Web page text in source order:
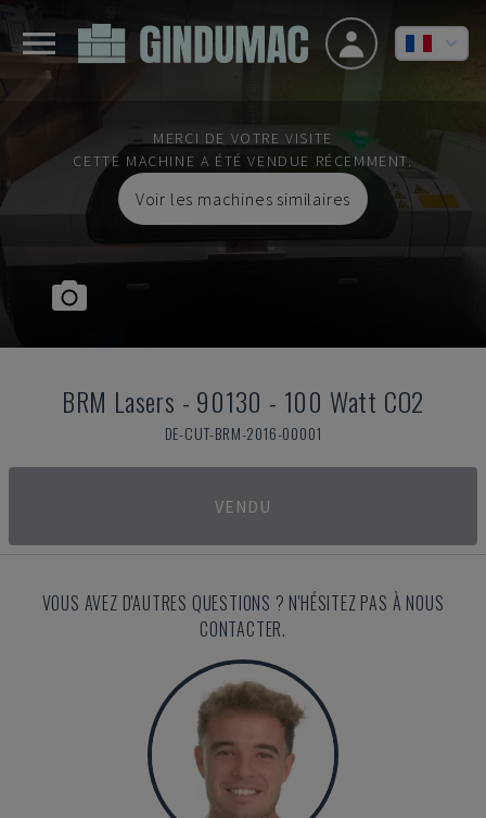
MERCI DE VOTRE VISITE
CETTE MACHINE A ÉTÉ VENDUE RÉCEMMENT.
Voir les machines similaires
BRM Lasers - 90130 - 100 Watt CO2
DE-CUT-BRM-2016-00001
VENDU
VOUS AVEZ D'AUTRES QUESTIONS ? N'HÉSITEZ PAS À NOUS
CONTACTER.